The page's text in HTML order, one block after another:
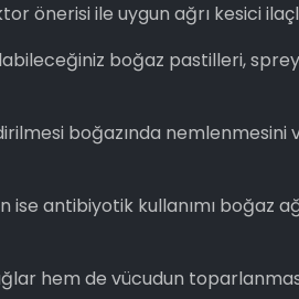
önerisi ile uygun ağrı kesici
boğaz pastilleri,
boğazında nemlenmesini
antibiyotik kullanımı boğaz
hem de vücudun